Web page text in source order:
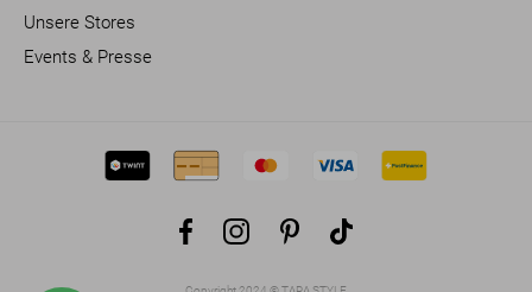
Unsere Stores
Events & Presse
FacebookInstagramPinterestTikTok